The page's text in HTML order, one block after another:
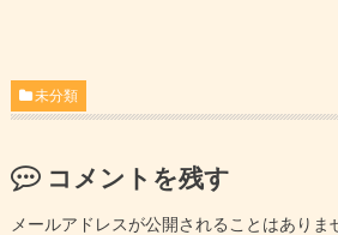
未分類
コメントを残す
メールアドレスが公開されることはありま